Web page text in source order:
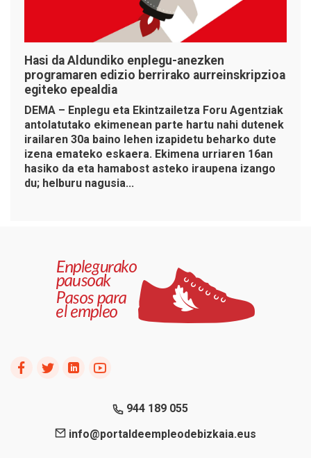
Hasi da Aldundiko enplegu-anezken
programaren edizio berrirako aurreinskripzioa
egiteko epealdia
DEMA – Enplegu eta Ekintzailetza Foru Agentziak
antolatutako ekimenean parte hartu nahi dutenek
irailaren 30a baino lehen izapidetu beharko dute
izena emateko eskaera. Ekimena urriaren 16an
hasiko da eta hamabost asteko iraupena izango
du; helburu nagusia...
944 189 055
info@portaldeempleodebizkaia.eus